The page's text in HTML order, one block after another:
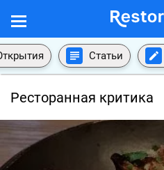
Статьи
Ресторанная критика